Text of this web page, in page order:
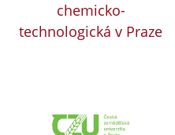
chemicko-
technologická v Praze